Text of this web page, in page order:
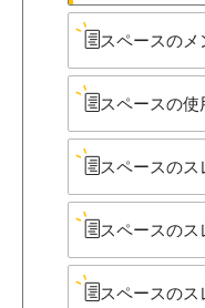
スペースの​メ
スペースの​使
スペースの​ス
スペースの​ス
スペースの​